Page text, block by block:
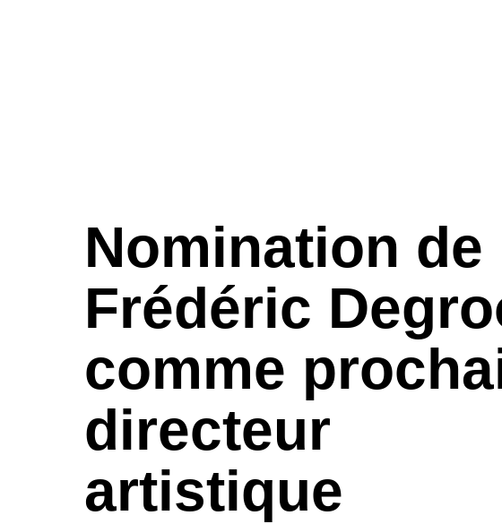
Nomination de
Frédéric
comme
directeur
artistique